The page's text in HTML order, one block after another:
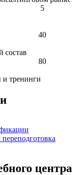
5
40
состав
80
тренинги
центра